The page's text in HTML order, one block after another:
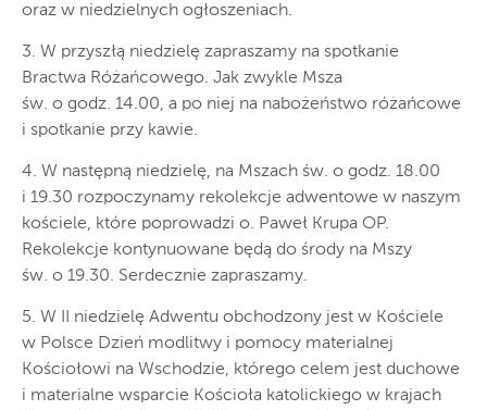
oraz w niedzielnych ogłoszeniach.
3. W przyszłą niedzielę zapraszamy na spotkanie
Bractwa Różańcowego. Jak zwykle Msza
św. o godz. 14.00, a po niej na nabożeństwo różańcowe
i spotkanie przy kawie.
4. W następną niedzielę, na Mszach św. o godz. 18.00
i 19.30 rozpoczynamy rekolekcje adwentowe w naszym
kościele, które poprowadzi o. Paweł Krupa OP.
Rekolekcje kontynuowane będą do środy na Mszy
św. o 19.30. Serdecznie zapraszamy.
5. W II niedzielę Adwentu obchodzony jest w Kościele
w Polsce Dzień modlitwy i pomocy materialnej
Kościołowi na Wschodzie, którego celem jest duchowe
i materialne wsparcie Kościoła katolickiego w krajach